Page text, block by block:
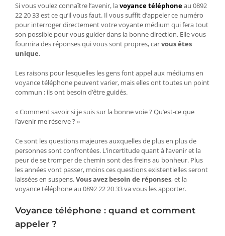
Si vous voulez connaître l’avenir, lavoyance téléphoneau 0892
22 20 33 est ce qu’il vous faut. Il vous suffit d’appeler ce numéro
pour interroger directement votre voyante médium qui fera tout
son possible pour vous guider dans la bonne direction. Elle vous
fournira des réponses qui vous sont propres, carvous êtes
unique.
Les raisons pour lesquelles les gens font appel aux médiums en
voyance téléphone peuvent varier, mais elles ont toutes un point
commun : ils ont besoin d’être guidés.
« Comment savoir si je suis sur la bonne voie ? Qu’est-ce que
l’avenir me réserve ? »
Ce sont les questions majeures auxquelles de plus en plus de
personnes sont confrontées. L’incertitude quant à l’avenir et la
peur de se tromper de chemin sont des freins au bonheur. Plus
les années vont passer, moins ces questions existentielles seront
laissées en suspens.Vous avez besoin de réponses, et la
voyance téléphone au 0892 22 20 33 va vous les apporter.
Voyance téléphone : quand et comment
appeler ?